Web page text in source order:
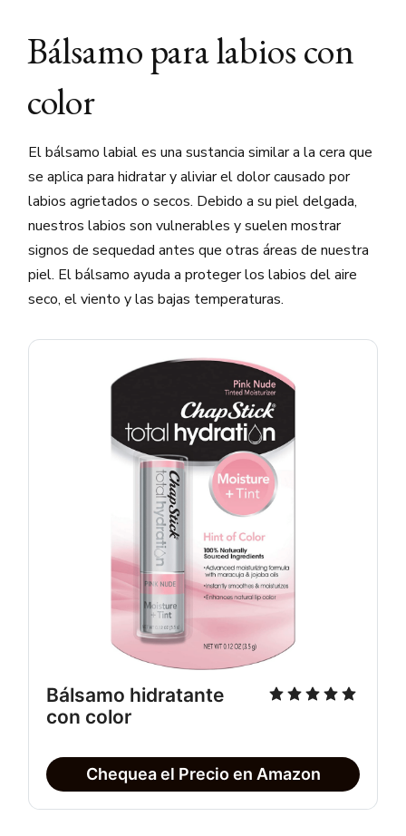
Bálsamo para labios con
color
El bálsamo labial es una sustancia similar a la cera que
se aplica para hidratar y aliviar el dolor causado por
labios agrietados o secos. Debido a su piel delgada,
nuestros labios son vulnerables y suelen mostrar
signos de sequedad antes que otras áreas de nuestra
piel. El bálsamo ayuda a proteger los labios del aire
seco, el viento y las bajas temperaturas.
Bálsamo hidratante
con color
Chequea el Precio en Amazon